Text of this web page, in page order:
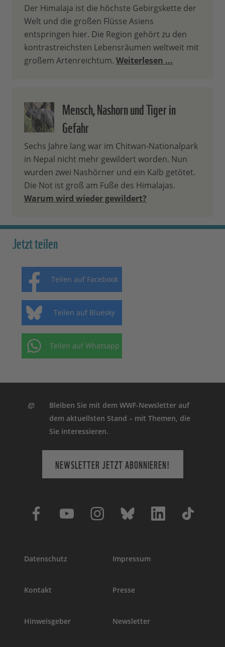
Der Himalaja ist die höchste Gebirgskette der
Welt und die großen Flüsse Asiens
entspringen hier. Die Region gehört zu den
kontrastreichsten Lebensräumen weltweit mit
großem Artenreichtum. Weiterlesen ...
Mensch, Nashorn und Tiger in
Gefahr
Sechs Jahre lang war im Chitwan-Nationalpark
in Nepal nicht mehr gewildert worden. Nun
wurden zwei Nashörner und ein Kalb getötet.
Die Not ist groß am Fuße des Himalajas.
Warum wird wieder gewildert?
Jetzt teilen
Teilen auf Facebook
Teilen auf Bluesky
Teilen auf Whatsapp
Bleiben Sie mit dem WWF-Newsletter auf
dem aktuellsten Stand – mit Themen, die
Sie interessieren.
NEWSLETTER JETZT ABONNIEREN!
Datenschutz Impressum
Kontakt Presse
Hinweisgeber Newsletter